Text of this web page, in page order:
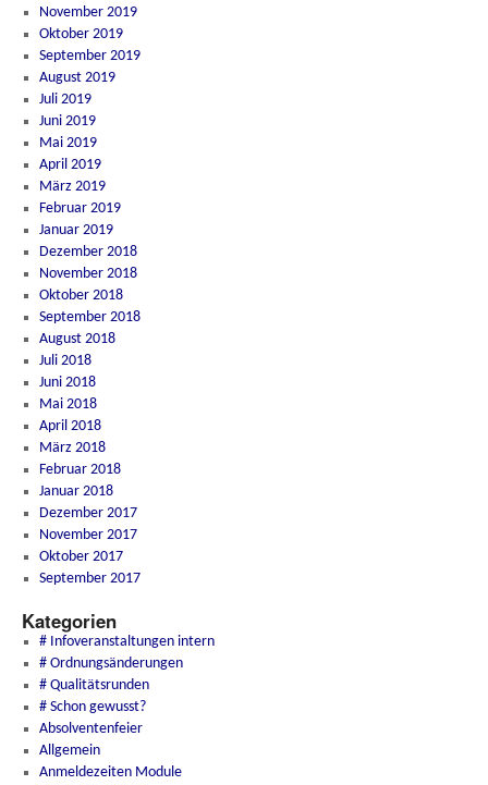
November 2019
Oktober 2019
September 2019
August 2019
Juli 2019
Juni 2019
Mai 2019
April 2019
März 2019
Februar 2019
Januar 2019
Dezember 2018
November 2018
Oktober 2018
September 2018
August 2018
Juli 2018
Juni 2018
Mai 2018
April 2018
März 2018
Februar 2018
Januar 2018
Dezember 2017
November 2017
Oktober 2017
September 2017
Kategorien
# Infoveranstaltungen intern
# Ordnungsänderungen
# Qualitätsrunden
# Schon gewusst?
Absolventenfeier
Allgemein
Anmeldezeiten Module